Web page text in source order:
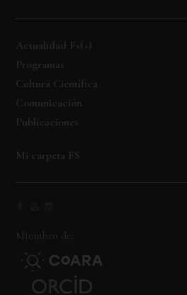
Actualidad Fs(+)
Programas
Cultura Científica
Comunicación
Publicaciones
Mi carpeta FS
Miembro de: